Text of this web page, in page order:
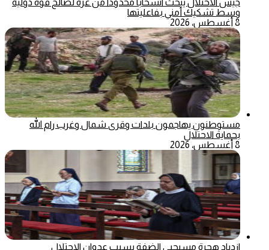
جيش الاحتلال يبحث انسحابا محدودا من غزة لصالح قوة دولية
وسط تشكيك أمني بفاعليتها
8 أغسطس، 2026
مستوطنون يهاجمون بلدات وقرى شمال وغرب رام الله
بحماية الاحتلال
8 أغسطس، 2026
ازدياد هجرة مسيحيي الضفة بسبب عدوان الاحتلال